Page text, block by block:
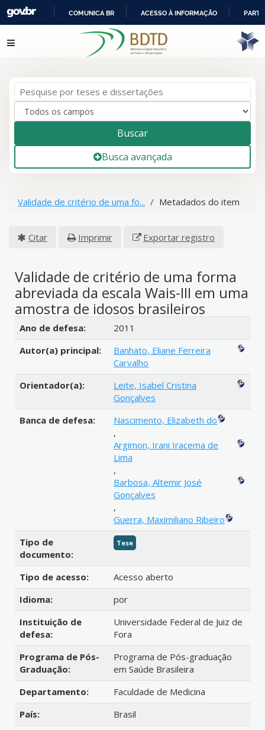
IR
PARA
COMUNICA BR ACESSO À INFORMAÇÃO
Pular para o conteúdo
Buscar
Busca avançada
Validade de critério de uma fo... Metadados do item
Citar Imprimir Exportar registro
Validade de critério de uma forma
abreviada da escala Wais-III em uma
amostra de idosos brasileiros
Detalhes bibliográficos
Ano de defesa:
2011
Autor(a) principal:
Banhato, Eliane Ferreira
Carvalho
Orientador(a):
Leite, Isabel Cristina
Gonçalves
Banca de defesa:
Nascimento, Elizabeth do
,
Argimon, Irani Iracema de
Lima
,
Barbosa, Altemir José
Gonçalves
,
Guerra, Maximiliano Ribeiro
Tipo de
documento:
Tese
Tipo de acesso:
Acesso aberto
Idioma:
por
Instituição de
defesa:
Universidade Federal de Juiz de
Fora
Programa de Pós-
Graduação:
Programa de Pós-graduação
em Saúde Brasileira
Departamento:
Faculdade de Medicina
País:
Brasil